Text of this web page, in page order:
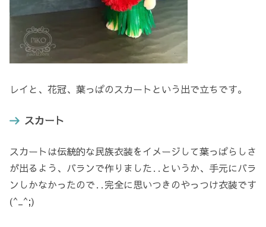
レイと、花冠、葉っぱのスカートという出で立ちです。
スカート
スカートは伝統的な民族衣装をイメージして葉っぱらしさ
が出るよう、バランで作りました‥というか、手元にバラ
ンしかなかったので‥完全に思いつきのやっつけ衣装です
(^_^;)